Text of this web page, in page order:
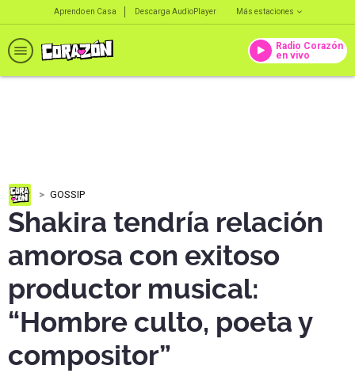
Aprendo en Casa Descarga AudioPlayer Más estaciones
Radio Corazón
en vivo
GOSSIP
Shakira tendría relación
amorosa con exitoso
productor musical:
“Hombre culto, poeta y
compositor”